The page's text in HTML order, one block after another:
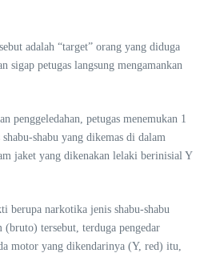
adalah “target” orang yang diduga
sigap petugas langsung mengamankan
penggeledahan, petugas menemukan 1
shabu yang dikemas di dalam
jaket yang dikenakan lelaki berinisial Y
berupa narkotika jenis shabu-shabu
(bruto) tersebut, terduga pengedar
motor yang dikendarinya (Y, red) itu,